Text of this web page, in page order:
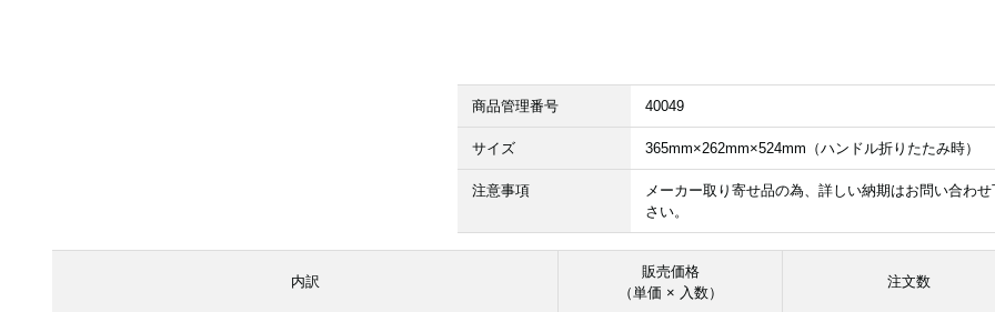
商品管理番号 40049
サイズ 365mm×262mm×524mm（ハンドル折りたたみ時）
注意事項
メーカー取り寄せ品の為、詳しい納期はお問い合わせ
さい。
内訳
販売価格
（単価 × 入数）
注文数